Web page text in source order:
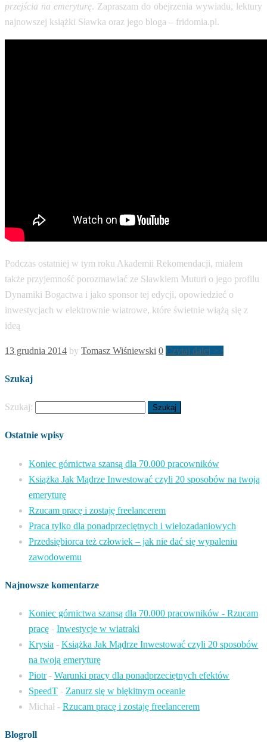
przejścia na emeryturę. Zapraszam do obejrzenia wywiadu, lektury
najnowszej książki Sławka oraz jego bloga – fridomia.pl.
Podczas ostatniej w tym roku Akademii Rekomendacji, miałem
także przyjemność porozmawiać ze Sławkiem Muturi o jego profilu
Dynamiki Bogactwa i jako sponsor tej edycji, opowiedzieć o
inwestycjach w elektrownie wiatrowe, które świetnie wiążą się z
ideą
13 grudnia 2014 by Tomasz Wiśniewski 0 Czytaj dalej >>
Szukaj
Szukaj:
Ostatnie wpisy
Koniec górnictwa szansą dla 70.000 pracowników
Książka Jak Mądrze Inwestować czyli 20 sposobów na twoją
emeryturę
Rzucam pracę i zostaję freelancerem
Praca tylko dla ponadprzeciętnych i wielozadaniowych
Przedsiębiorca też człowiek – jak nie dać się wypaleniu
zawodowemu
Najnowsze komentarze
Koniec górnictwa szansą dla 70.000 pracowników - Rzucam
pracę - Inwestycje w wiatraki
Krysia - Książka Jak Mądrze Inwestować czyli 20 sposobów
na twoją emeryturę
Piotr- Warunki pracy dla ponadprzeciętnych efektów
SpeedT - Zanurz się w błękitnym oceanie
Michał - Rzucam pracę i zostaję freelancerem
Blogroll